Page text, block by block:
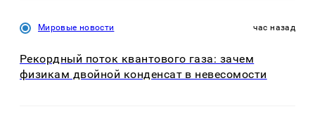
Мировые новости час назад
Рекордный поток квантового газа: зачем
физикам двойной конденсат в невесомости